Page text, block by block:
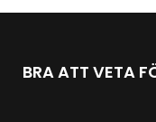
BRA ATT VETA